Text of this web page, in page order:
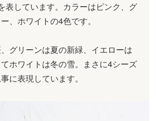
表しています。カラーはピンク、グ
、ホワイトの4色です。
グリーンは夏の新緑、イエローは
ホワイトは冬の雪。まさに4シーズ
に表現しています。